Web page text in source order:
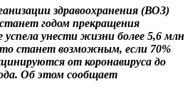
здравоохранения (ВОЗ)
годом прекращения
унести жизни более 5,6 млн
станет возможным, если 70%
от коронавируса до
Об этом сообщает